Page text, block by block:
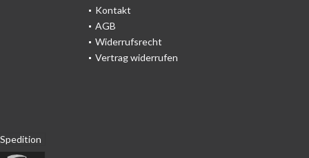
Kontakt
AGB
Widerrufsrecht
Vertrag widerrufen